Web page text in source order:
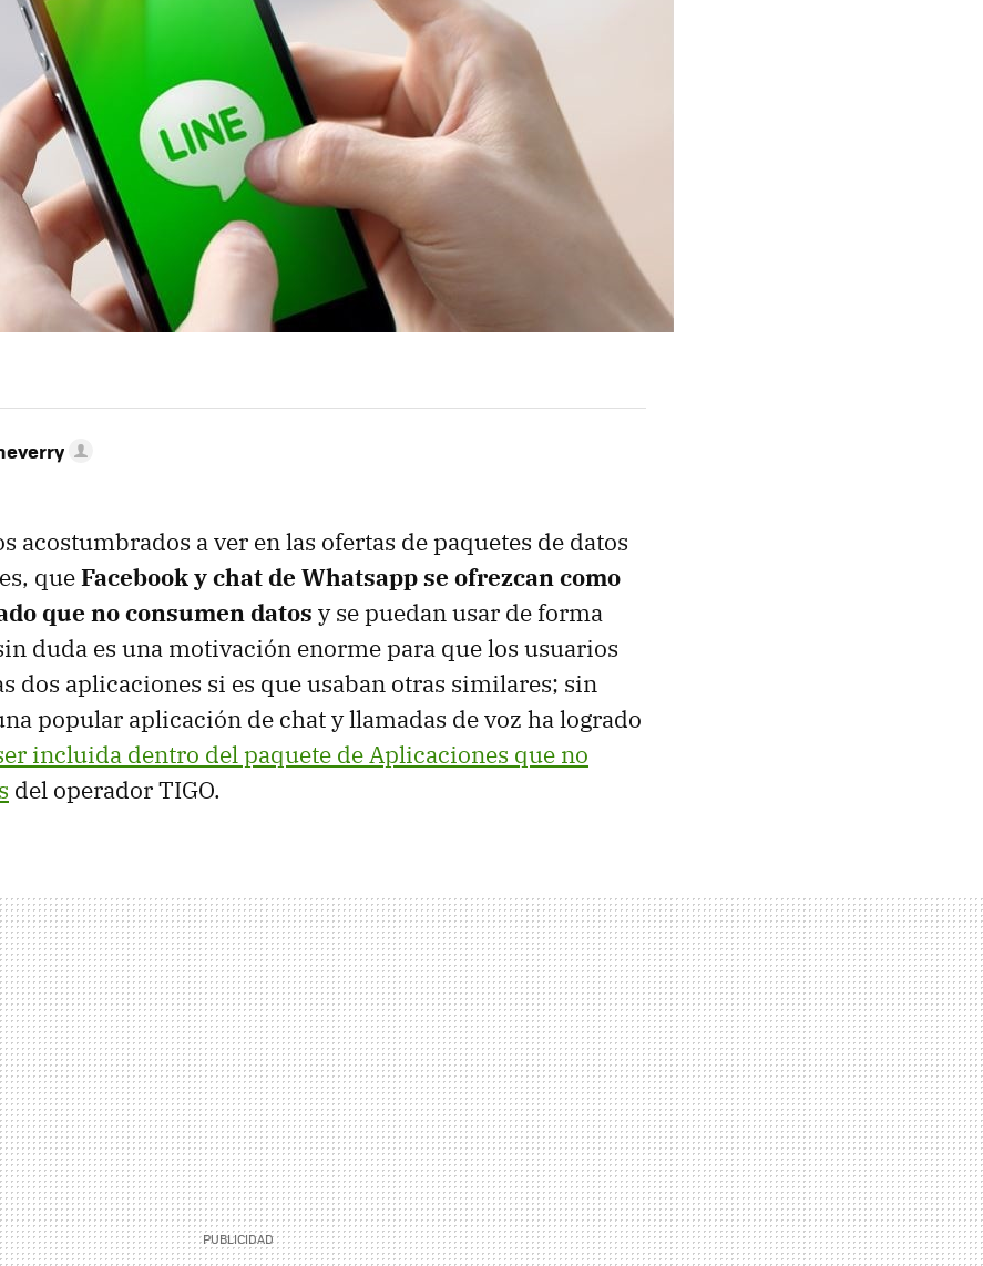
acostumbrados a ver en las ofertas de paquetes de datos
queFacebook y chat de Whatsapp se ofrezcan como
que no consumen datos y se puedan usar de forma
duda es una motivación enorme para que los usuarios
dos aplicaciones si es que usaban otras similares; sin
popular aplicación de chat y llamadas de voz ha logrado
incluida dentro del paquete de Aplicaciones que no
del operador TIGO.